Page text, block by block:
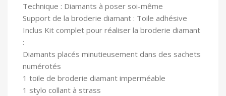
Technique : Diamants à poser soi-même
Support de la broderie diamant : Toile adhésive
Inclus Kit complet pour réaliser la broderie diamant
:
Diamants placés minutieusement dans des sachets
numérotés
1 toile de broderie diamant imperméable
1 stylo collant à strass